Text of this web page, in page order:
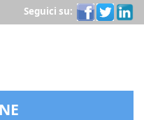
Seguici su: